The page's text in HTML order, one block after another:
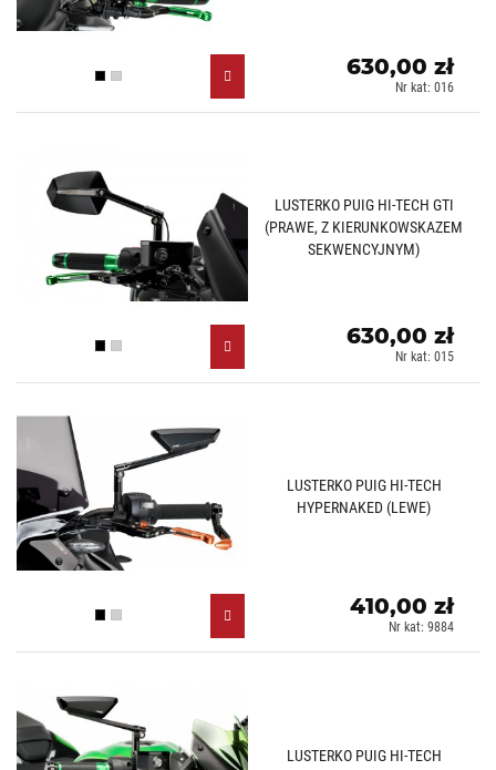
Czarny (N)
Aluminiowy (D)
630,00 zł
Nr kat: 016
LUSTERKO PUIG HI-TECH GTI
(PRAWE, Z KIERUNKOWSKAZEM
SEKWENCYJNYM)
Czarny (N)
Aluminiowy (D)
630,00 zł
Nr kat: 015
LUSTERKO PUIG HI-TECH
HYPERNAKED (LEWE)
Czarny (N)
Aluminiowy (D)
410,00 zł
Nr kat: 9884
LUSTERKO PUIG HI-TECH